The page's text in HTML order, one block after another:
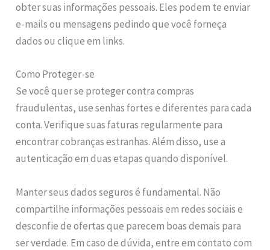
obter suas informações pessoais. Eles podem te enviar
e-mails ou mensagens pedindo que você forneça
dados ou clique em links.
Como Proteger-se
Se você quer se proteger contra compras
fraudulentas, use senhas fortes e diferentes para cada
conta. Verifique suas faturas regularmente para
encontrar cobranças estranhas. Além disso, use a
autenticação em duas etapas quando disponível.
Manter seus dados seguros é fundamental. Não
compartilhe informações pessoais em redes sociais e
desconfie de ofertas que parecem boas demais para
ser verdade. Em caso de dúvida, entre em contato com